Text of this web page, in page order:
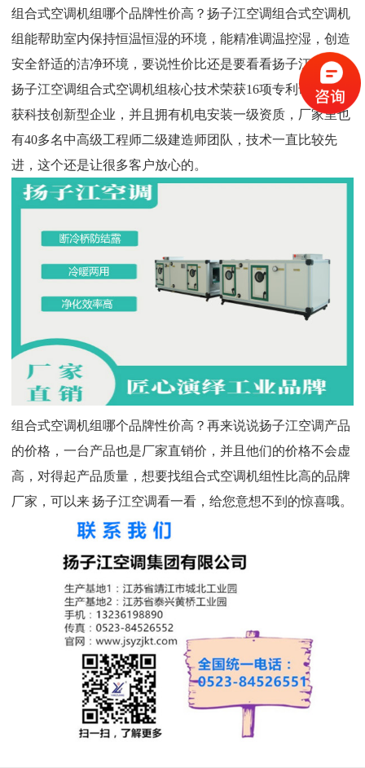
组合式空调机组哪个品牌性价高？扬子江空调组合式空调机
组能帮助室内保持恒温恒湿的环境，能精准调温控湿，创造
安全舒适的洁净环境，要说性价比还是要看看扬子江空调，
扬子江空调组合式空调机组核心技术荣获16项专利证书，荣
获科技创新型企业，并且拥有机电安装一级资质，厂家里也
有40多名中高级工程师二级建造师团队，技术一直比较先
进，这个还是让很多客户放心的。
组合式空调机组哪个品牌性价高？再来说说扬子江空调产品
的价格，一台产品也是厂家直销价，并且他们的价格不会虚
高，对得起产品质量，想要找组合式空调机组性比高的品牌
厂家，可以来扬子江空调看一看，给您意想不到的惊喜哦。